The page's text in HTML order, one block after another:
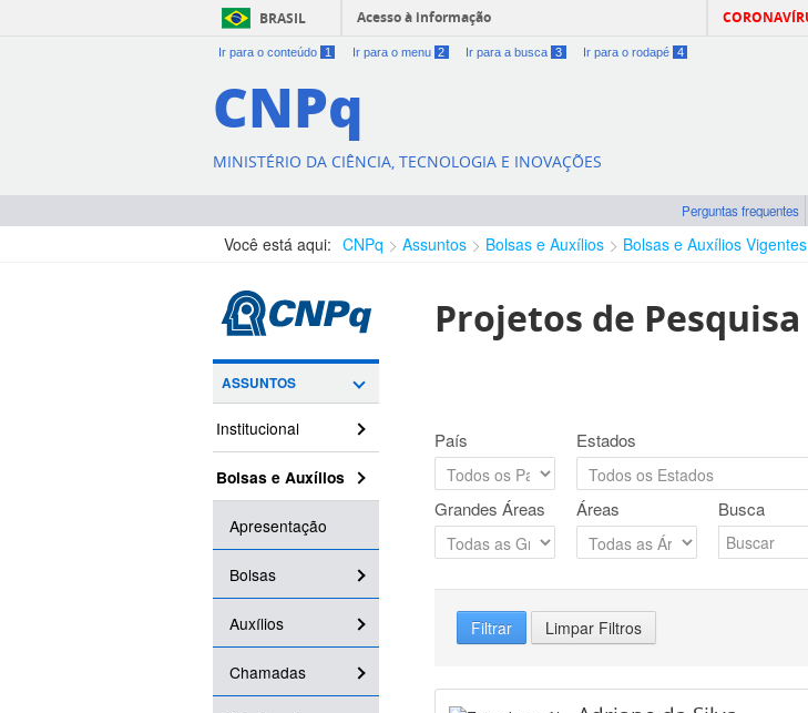
BRASIL Acesso à informação
Ir para o conteúdo 1 Ir para o menu 2 Ir para a busca 3 Ir para o rodapé 4
CNPq
MINISTÉRIO DA CIÊNCIA, TECNOLOGIA E INOVAÇÕES
Perguntas frequentes
Você está aqui: CNPq Assuntos Bolsas e Auxílios Bolsas e Auxílios Vigentes
ASSUNTOS
Institucional
Bolsas e Auxílios
Apresentação
Bolsas
Auxílios
Chamadas
Projetos de Pesquisa
País Estados
Grandes Áreas Áreas Busca
Filtrar Limpar Filtros